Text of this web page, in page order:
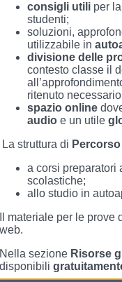
consigli utili per
studenti;
soluzioni,
utilizzabile in
divisione delle
contesto classe il
ritenuto
spazio online
audio e un utile
La struttura di
a corsi preparatori
scolastiche;
allo studio in
Il materiale per le prove
web.
Nella sezione Risorse
disponibili